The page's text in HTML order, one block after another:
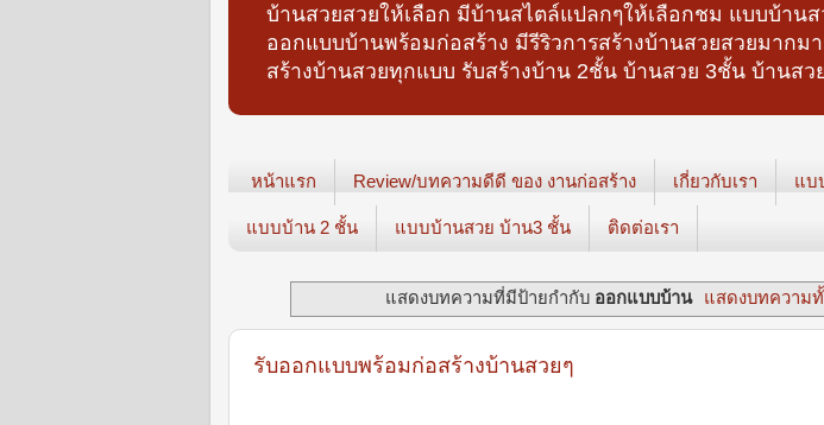
บ้านสวยสวยให้เลือก มีบ้านสไตล์แปลกๆให้เลือกชม แบบบ้าน
ออกแบบบ้านพร้อมก่อสร้าง มีรีริวการสร้างบ้านสวยสวยมากม
สร้างบ้านสวยทุกแบบ รับสร้างบ้าน 2ชั้น บ้านสวย 3ชั้น บ้านสว
หน้าแรก Review/บทความดีดี ของ งานก่อสร้าง เกี่ยวกับเรา แบ
แบบบ้าน 2 ชั้น แบบบ้านสวย บ้าน3 ชั้น ติดต่อเรา
แสดงบทความที่มีป้ายกำกับ ออกแบบบ้าน แสดงบทความ
รับออกแบบพร้อมก่อสร้างบ้านสวยๆ